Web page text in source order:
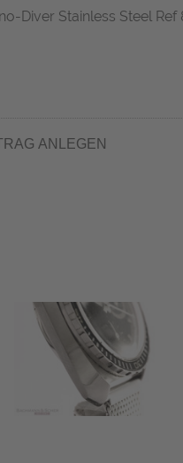
Diver Stainless Steel Ref
ANLEGEN